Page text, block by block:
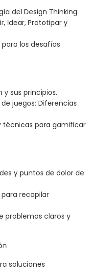
del Design Thinking.
Idear, Prototipar y
los desafíos
sus principios.
juegos: Diferencias
técnicas para gamificar
y puntos de dolor de
recopilar
problemas claros y
soluciones